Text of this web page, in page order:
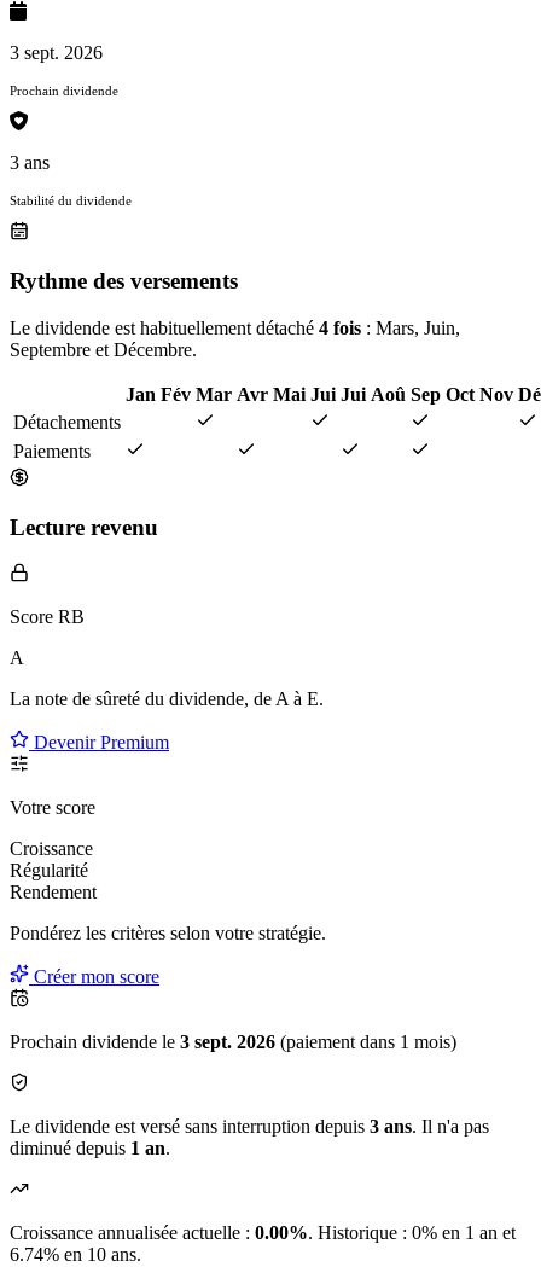
3 sept. 2026
Prochain dividende
3 ans
Stabilité du dividende
Rythme des versements
Le dividende est habituellement détaché 4 fois : Mars, Juin,
Septembre et Décembre.
Jan Fév Mar Avr Mai Jui Jui Aoû Sep Oct Nov
Détachements
Paiements
Lecture revenu
Score RB
A
La note de sûreté du dividende, de A à E.
Devenir Premium
Votre score
Croissance
Régularité
Rendement
Pondérez les critères selon votre stratégie.
Créer mon score
Prochain dividende le 3 sept. 2026 (paiement dans 1 mois)
Le dividende est versé sans interruption depuis 3 ans. Il n'a pas
diminué depuis 1 an.
Croissance annualisée actuelle : 0.00%. Historique : 0% en 1 an et
6.74% en 10 ans.